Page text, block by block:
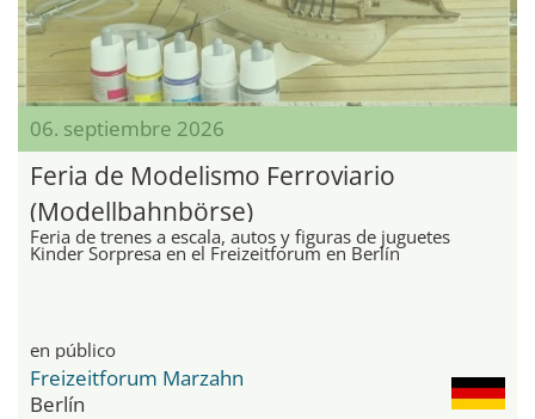
06. septiembre 2026
Feria de Modelismo Ferroviario
(Modellbahnbörse)
Feria de trenes a escala, autos y figuras de juguetes
Kinder Sorpresa en el Freizeitforum en Berlín
en público
Freizeitforum Marzahn
Berlín